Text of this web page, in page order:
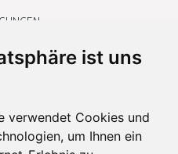
ist uns
verwendet Cookies und
um Ihnen ein